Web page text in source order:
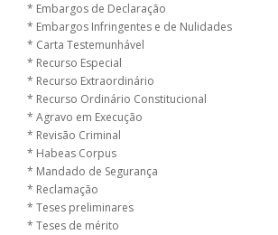
* Embargos de Declaração
* Embargos Infringentes e de Nulidades
* Carta Testemunhável
* Recurso Especial
* Recurso Extraordinário
* Recurso Ordinário Constitucional
* Agravo em Execução
* Revisão Criminal
* Habeas Corpus
* Mandado de Segurança
* Reclamação
* Teses preliminares
* Teses de mérito